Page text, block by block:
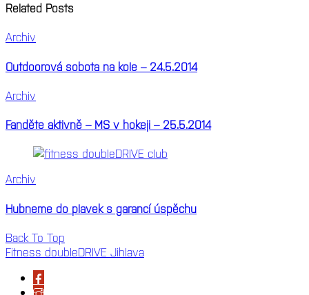
Related Posts
Archiv
Outdoorová sobota na kole – 24.5.2014
Archiv
Fanděte aktivně – MS v hokeji – 25.5.2014
Archiv
Hubneme do plavek s garancí úspěchu
Back To Top
Fitness doubleDRIVE Jihlava